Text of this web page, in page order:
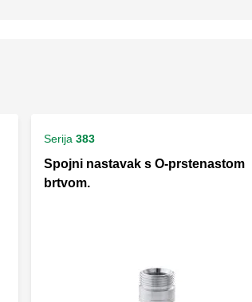
Serija 383
Spojni nastavak s O-prstenastom
brtvom.